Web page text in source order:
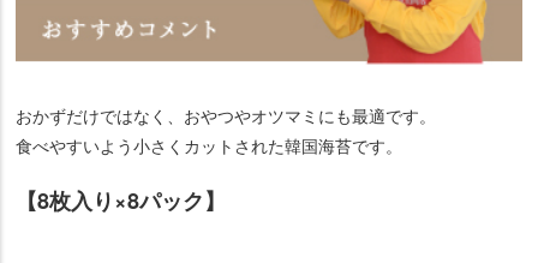
おかずだけではなく、おやつやオツマミにも最適です。
食べやすいよう小さくカットされた韓国海苔です。
【8枚入り×8パック】